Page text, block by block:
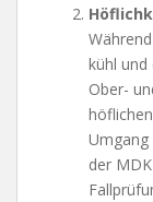
kühl und
Ober-
Umgang
der